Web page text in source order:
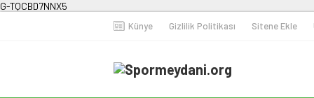
G-TQCBD7NNX5
Künye Gizlilik Politikası Sitene Ekle